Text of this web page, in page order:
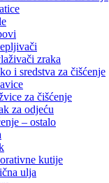
zraka
i sredstva za čišćenje
za čišćenje
za odjeću
– ostalo
kutije
ulja